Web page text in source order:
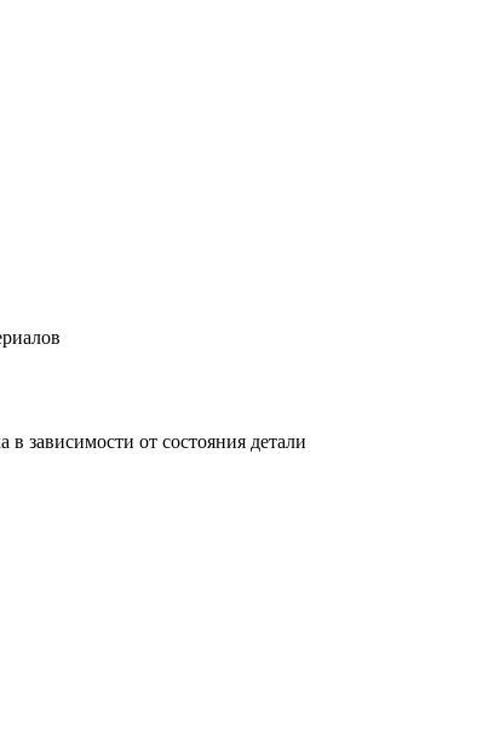
зависимости от состояния детали